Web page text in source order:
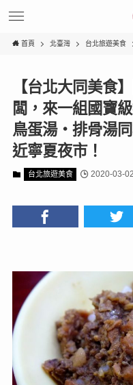
首頁 北臺灣 台北旅遊美食
【台北大同美食
闆，來一組國寶
鳥蛋湯‧排骨湯
近寧夏夜市！
台北旅遊美食 2020-03-02